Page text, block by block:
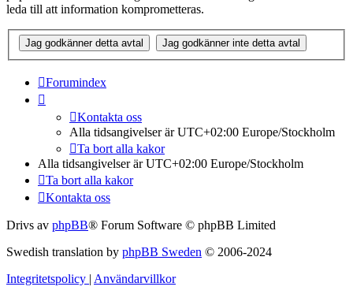
leda till att information komprometteras.
Forumindex
Kontakta oss
Alla tidsangivelser är UTC+02:00 Europe/Stockholm
Ta bort alla kakor
Alla tidsangivelser är UTC+02:00 Europe/Stockholm
Ta bort alla kakor
Kontakta oss
Drivs av phpBB® Forum Software © phpBB Limited
Swedish translation by phpBB Sweden © 2006-2024
Integritetspolicy | Användarvillkor